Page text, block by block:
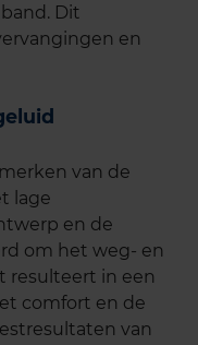
Dit
en
van de
lage
en de
om het weg- en
resulteert in een
comfort en de
van